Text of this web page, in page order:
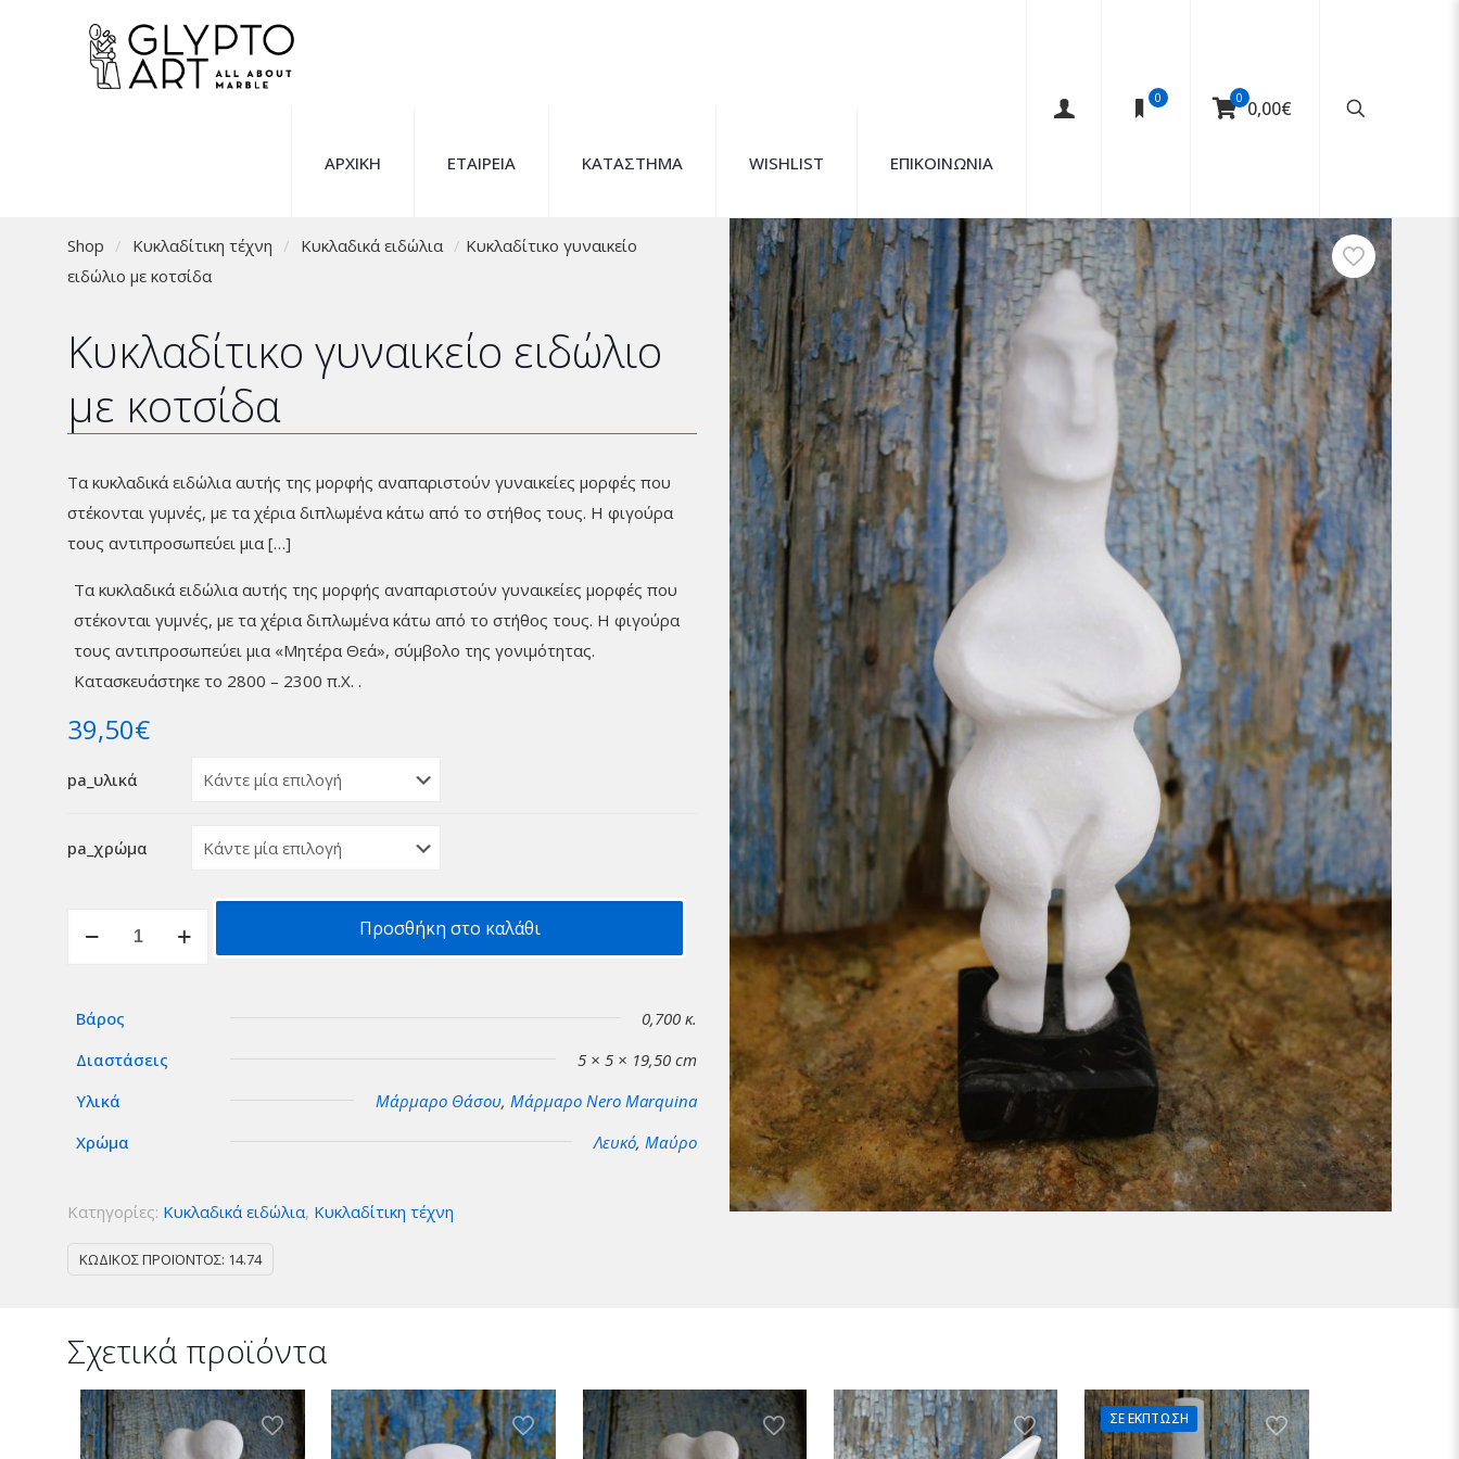
ΑΡΧΙΚΗ ΕΤΑΙΡΕΙΑ ΚΑΤΑΣΤΗΜΑ WISHLIST ΕΠΙΚΟΙΝΩΝΙΑ
0 0 0,00€
Shop / Κυκλαδίτικη τέχνη / Κυκλαδικά ειδώλια / Κυκλαδίτικο γυναικείο
ειδώλιο με κοτσίδα
Κυκλαδίτικο γυναικείο ειδώλιο
με κοτσίδα
Τα κυκλαδικά ειδώλια αυτής της μορφής αναπαριστούν γυναικείες μορφές που
στέκονται γυμνές, με τα χέρια διπλωμένα κάτω από το στήθος τους. Η φιγούρα
τους αντιπροσωπεύει μια […]
Τα κυκλαδικά ειδώλια αυτής της μορφής αναπαριστούν γυναικείες μορφές που
στέκονται γυμνές, με τα χέρια διπλωμένα κάτω από το στήθος τους. Η φιγούρα
τους αντιπροσωπεύει μια «Μητέρα Θεά», σύμβολο της γονιμότητας.
Κατασκευάστηκε το 2800 – 2300 π.Χ. .
39,50€
pa_υλικά
pa_χρώμα
με
Προσθήκη στο καλάθι
Βάρος
0,700 κ.
Διαστάσεις
5 × 5 × 19,50 cm
Υλικά
Μάρμαρο Θάσου, Μάρμαρο Νero Μarquina
Χρώμα
Λευκό, Μαύρο
Κατηγορίες: Κυκλαδικά ειδώλια, Κυκλαδίτικη τέχνη
ΚΩΔΙΚΌΣ ΠΡΟΪΌΝΤΟΣ: 14.74
Σχετικά προϊόντα
ΣΕ ΈΚΠΤΩΣΗ